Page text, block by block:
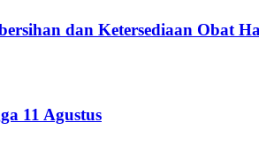
dan Ketersediaan Obat
11 Agustus